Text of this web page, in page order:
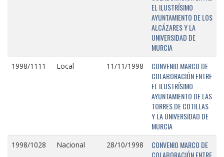
EL ILUSTRÍSIMO
AYUNTAMIENTO DE LOS
ALCÁZARES Y LA
UNIVERSIDAD DE
MURCIA
1998/1111 Local 11/11/1998
CONVENIO MARCO DE
COLABORACIÓN ENTRE
EL ILUSTRÍSIMO
AYUNTAMIENTO DE LAS
TORRES DE COTILLAS
Y LA UNIVERSIDAD DE
MURCIA
1998/1028 Nacional 28/10/1998
CONVENIO MARCO DE
COLABORACIÓN ENTRE